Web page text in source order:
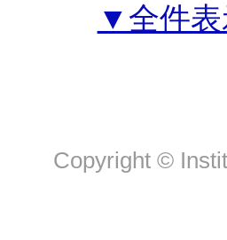
▼全件表
Copyright ©